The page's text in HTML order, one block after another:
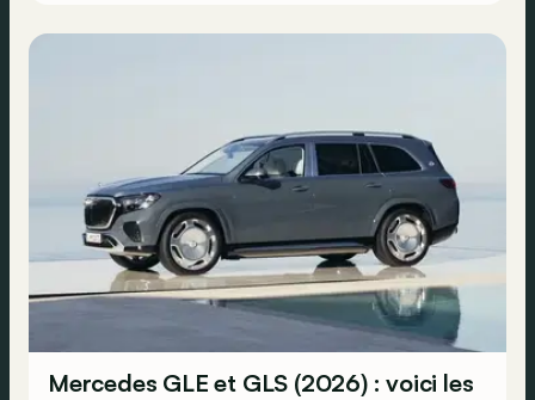
Mercedes GLE et GLS (2026) : voici les